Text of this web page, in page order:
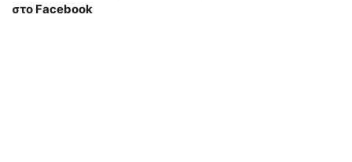
στο Facebook